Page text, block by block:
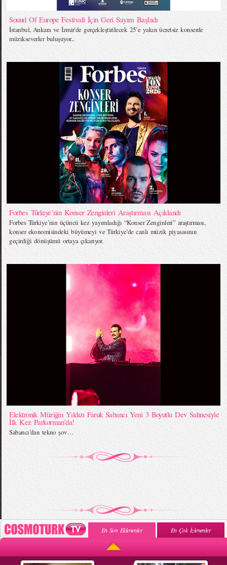
Sound Of Europe Festivali İçin Geri Sayım Başladı
İstanbul, Ankara ve İzmir’de gerçekleştirilecek 25’e yakın ücretsiz konserde
müzikseverler buluşuyor...
Forbes Türkiye’nin Konser Zenginleri Araştırması Açıklandı
Forbes Türkiye’nin üçüncü kez yayımladığı “Konser Zenginleri” araştırması,
konser ekonomisindeki büyümeyi ve Türkiye’de canlı müzik piyasasının
geçirdiği dönüşümü ortaya çıkarıyor.
Elektronik Müziğin Yıldızı Faruk Sabancı Yeni 3 Boyutlu Dev Sahnesiyle
İlk Kez Parkorman’da!
Sabancı’dan tekno şov…
En Son Eklenenler En Çok İzlenenler